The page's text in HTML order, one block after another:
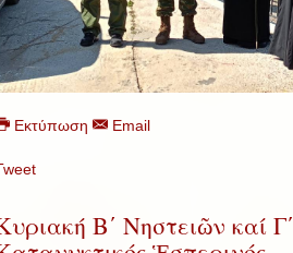
Εκτύπωση Email
Β΄ Νηστειῶν καί Γ΄